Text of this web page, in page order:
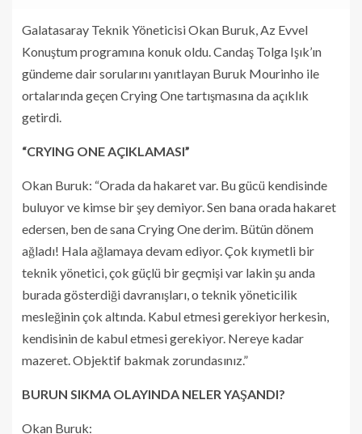
Galatasaray Teknik Yöneticisi Okan Buruk, Az Evvel
Konuştum programına konuk oldu. Candaş Tolga Işık’ın
gündeme dair sorularını yanıtlayan Buruk Mourinho ile
ortalarında geçen Crying One tartışmasına da açıklık
getirdi.
“CRYING ONE AÇIKLAMASI”
Okan Buruk: “Orada da hakaret var. Bu gücü kendisinde
buluyor ve kimse bir şey demiyor. Sen bana orada hakaret
edersen, ben de sana Crying One derim. Bütün dönem
ağladı! Hala ağlamaya devam ediyor. Çok kıymetli bir
teknik yönetici, çok güçlü bir geçmişi var lakin şu anda
burada gösterdiği davranışları, o teknik yöneticilik
mesleğinin çok altında. Kabul etmesi gerekiyor herkesin,
kendisinin de kabul etmesi gerekiyor. Nereye kadar
mazeret. Objektif bakmak zorundasınız.”
BURUN SIKMA OLAYINDA NELER YAŞANDI?
Okan Buruk: